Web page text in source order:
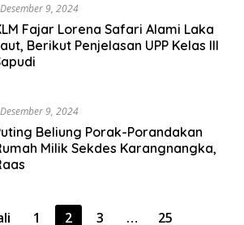
Desember 9, 2024
Fajar Lorena Safari Alami Laka
Berikut Penjelasan UPP Kelas III
Desember 9, 2024
Beliung Porak-Porandakan
Milik Sekdes Karangnangka,
1 2 3 … 25